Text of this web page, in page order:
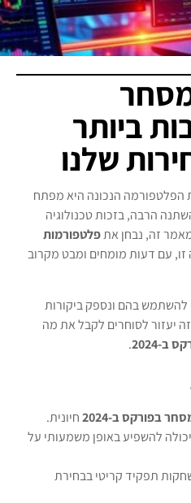
ביותר
הנכונה היא מפתח
המסחר השתנה הרבה, בזכות טכנולוגיה
זה, נבחן אתפלטפורמות
זו, עם דעות מומחים ומבט מקרוב
בהם ונספק ביקורות
יעזור לסוחרים לקבל את מה
ב-2024 .
בפורקס ב-2024
חיונית.
להשפיע באופן משמעותי על
תפקיד קריטי בבחירת